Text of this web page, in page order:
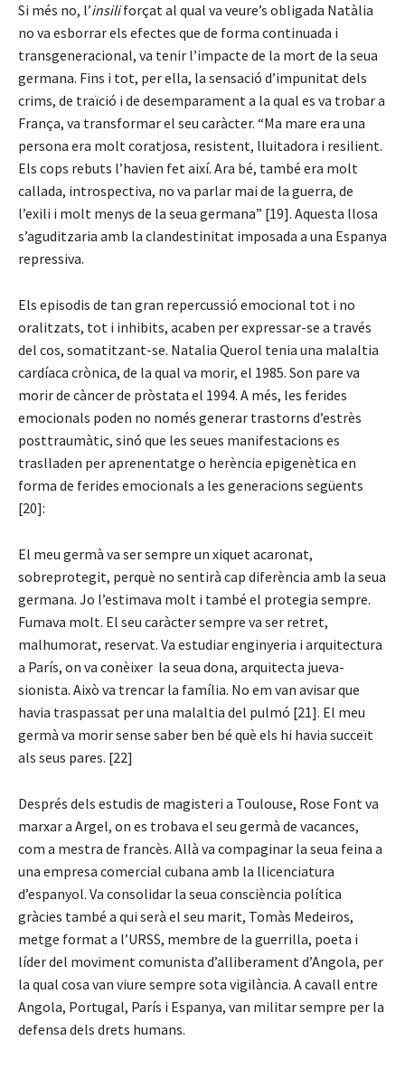
Si més no, l’insiliforçat al qual va veure’s obligada Natàlia
no va esborrar els efectes que de forma continuada i
transgeneracional, va tenir l’impacte de la mort de la seua
germana. Fins i tot, per ella, la sensació d’impunitat dels
crims, de traïció i de desemparament a la qual es va trobar a
França, va transformar el seu caràcter. “Ma mare era una
persona era molt coratjosa, resistent, lluitadora i resilient.
Els cops rebuts l’havien fet així. Ara bé, també era molt
callada, introspectiva, no va parlar mai de la guerra, de
l’exili i molt menys de la seua germana” [19]. Aquesta llosa
s’aguditzaria amb la clandestinitat imposada a una Espanya
repressiva.
Els episodis de tan gran repercussió emocional tot i no
oralitzats, tot i inhibits, acaben per expressar-se a través
del cos, somatitzant-se. Natalia Querol tenia una malaltia
cardíaca crònica, de la qual va morir, el 1985. Son pare va
morir de càncer de pròstata el 1994. A més, les ferides
emocionals poden no només generar trastorns d’estrès
posttraumàtic, sinó que les seues manifestacions es
traslladen per aprenentatge o herència epigenètica en
forma de ferides emocionals a les generacions següents
[20]:
El meu germà va ser sempre un xiquet acaronat,
sobreprotegit, perquè no sentirà cap diferència amb la seua
germana. Jo l’estimava molt i també el protegia sempre.
Fumava molt. El seu caràcter sempre va ser retret,
malhumorat, reservat. Va estudiar enginyeria i arquitectura
a París, on va conèixer la seua dona, arquitecta jueva-
sionista. Això va trencar la família. No em van avisar que
havia traspassat per una malaltia del pulmó [21]. El meu
germà va morir sense saber ben bé què els hi havia succeït
als seus pares. [22]
Després dels estudis de magisteri a Toulouse, Rose Font va
marxar a Argel, on es trobava el seu germà de vacances,
com a mestra de francès. Allà va compaginar la seua feina a
una empresa comercial cubana amb la llicenciatura
d’espanyol. Va consolidar la seua consciència política
gràcies també a qui serà el seu marit, Tomàs Medeiros,
metge format a l’URSS, membre de la guerrilla, poeta i
líder del moviment comunista d’alliberament d’Angola, per
la qual cosa van viure sempre sota vigilància. A cavall entre
Angola, Portugal, París i Espanya, van militar sempre per la
defensa dels drets humans.